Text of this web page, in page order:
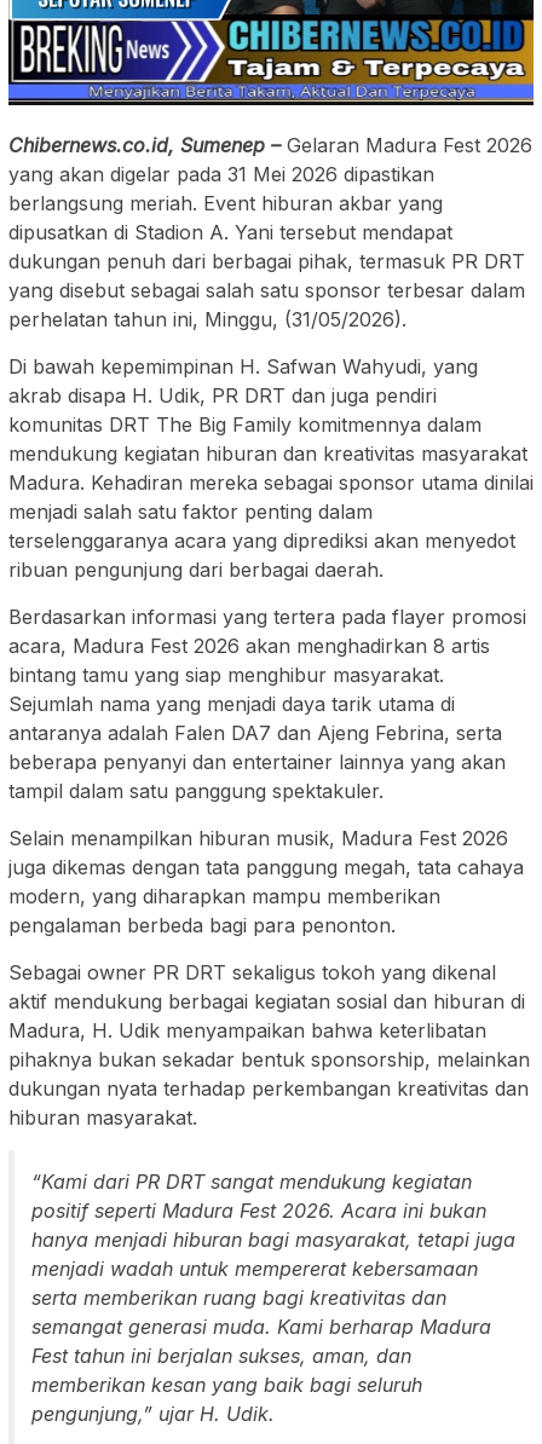
Chibernews.co.id, Sumenep – Gelaran Madura Fest 2026
yang akan digelar pada 31 Mei 2026 dipastikan
berlangsung meriah. Event hiburan akbar yang
dipusatkan di Stadion A. Yani tersebut mendapat
dukungan penuh dari berbagai pihak, termasuk PR DRT
yang disebut sebagai salah satu sponsor terbesar dalam
perhelatan tahun ini, Minggu, (31/05/2026).
Di bawah kepemimpinan H. Safwan Wahyudi, yang
akrab disapa H. Udik, PR DRT dan juga pendiri
komunitas DRT The Big Family komitmennya dalam
mendukung kegiatan hiburan dan kreativitas masyarakat
Madura. Kehadiran mereka sebagai sponsor utama dinilai
menjadi salah satu faktor penting dalam
terselenggaranya acara yang diprediksi akan menyedot
ribuan pengunjung dari berbagai daerah.
Berdasarkan informasi yang tertera pada flayer promosi
acara, Madura Fest 2026 akan menghadirkan 8 artis
bintang tamu yang siap menghibur masyarakat.
Sejumlah nama yang menjadi daya tarik utama di
antaranya adalah Falen DA7 dan Ajeng Febrina, serta
beberapa penyanyi dan entertainer lainnya yang akan
tampil dalam satu panggung spektakuler.
Selain menampilkan hiburan musik, Madura Fest 2026
juga dikemas dengan tata panggung megah, tata cahaya
modern, yang diharapkan mampu memberikan
pengalaman berbeda bagi para penonton.
Sebagai owner PR DRT sekaligus tokoh yang dikenal
aktif mendukung berbagai kegiatan sosial dan hiburan di
Madura, H. Udik menyampaikan bahwa keterlibatan
pihaknya bukan sekadar bentuk sponsorship, melainkan
dukungan nyata terhadap perkembangan kreativitas dan
hiburan masyarakat.
“Kami dari PR DRT sangat mendukung kegiatan
positif seperti Madura Fest 2026. Acara ini bukan
hanya menjadi hiburan bagi masyarakat, tetapi juga
menjadi wadah untuk mempererat kebersamaan
serta memberikan ruang bagi kreativitas dan
semangat generasi muda. Kami berharap Madura
Fest tahun ini berjalan sukses, aman, dan
memberikan kesan yang baik bagi seluruh
pengunjung,” ujar H. Udik.